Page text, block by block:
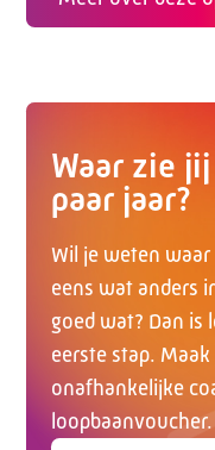
Waar zie
paar jaar?
Wil je weten waar
eens wat anders
goed wat? Dan is
eerste stap.
onafhankelijke
loopbaanvoucher.